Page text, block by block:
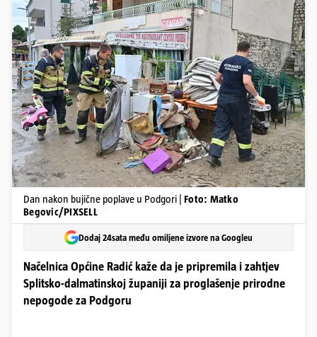
Dan nakon bujične poplave u Podgori | Foto: Matko
Begovic/PIXSELL
Dodaj 24sata među omiljene izvore na Googleu
Načelnica Općine Radić kaže da je pripremila i zahtjev
Splitsko-dalmatinskoj županiji za proglašenje prirodne
nepogode za Podgoru